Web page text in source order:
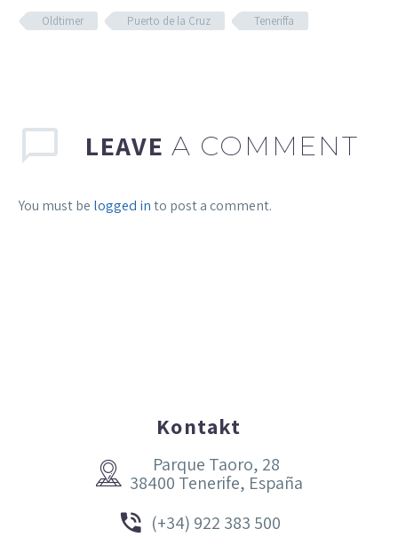
Oldtimer
Puerto de la Cruz Teneriffa
LEAVE A COMMENT
You must be logged into post a comment.
Kontakt


Parque Taoro, 28
38400 Tenerife, España

 (+34) 922 383 500